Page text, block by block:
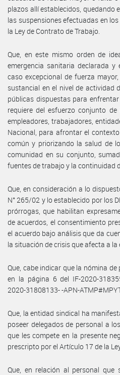
plazos allí establecidos, quedando
las suspensiones efectuadas en
la Ley de Contrato de Trabajo.
Que, en este mismo orden de
emergencia sanitaria declarada
caso excepcional de fuerza
sustancial en el nivel de actividad
públicas dispuestas para
requiere del esfuerzo conjunto
empleadores, trabajadores,
Nacional, para afrontar el
común y priorizando la salud de
comunidad en su conjunto,
fuentes de trabajo y la continuidad
Que, en consideración a lo
N° 265/02 y lo establecido por los
prórrogas, que habilitan
de acuerdos, el consentimiento
el acuerdo bajo análisis que da
la situación de crisis que afecta a la
Que, cabe indicar que la nómina
en la página 6 del IF-2020-
2020-31808133- -APN-
Que, la entidad sindical ha
poseer delegados de personal a
que les compete en la presente
prescripto por el Artículo 17 de la
Que, en relación al personal que